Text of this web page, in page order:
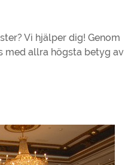
Vi hjälper dig! Genom
med allra högsta betyg av